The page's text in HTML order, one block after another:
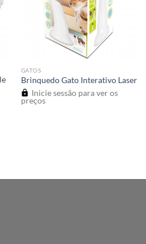
GATOS
Brinquedo Gato Interativo Laser
Inicie sessão para ver os
preços